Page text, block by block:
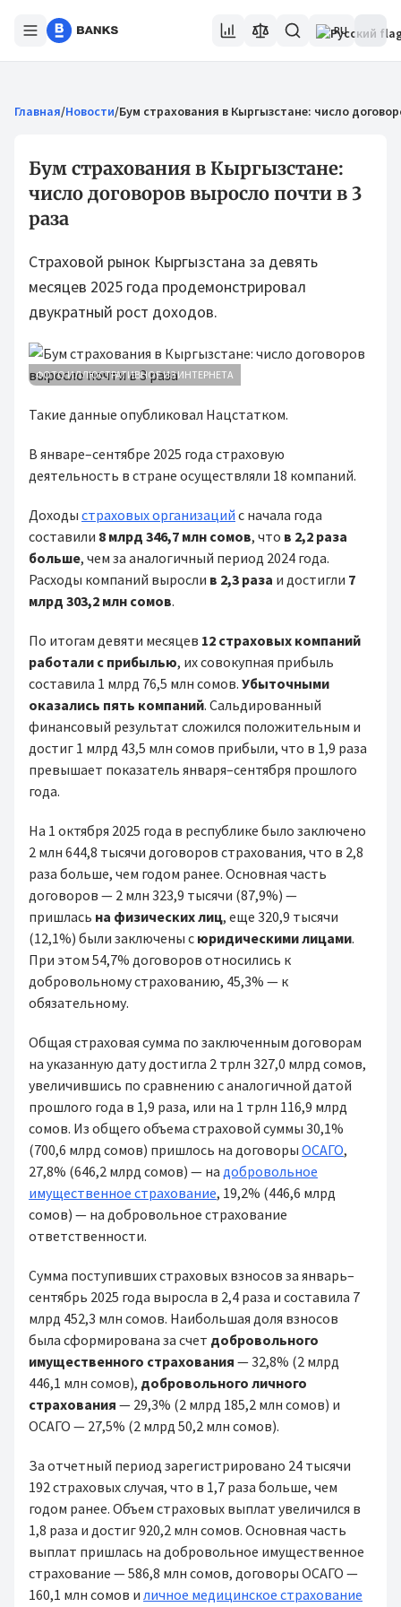
RU
Главная/Новости/Бум страхования в Кыргызстане: число
Бум страхования в Кыргызстане:
число договоров выросло почти в 3
раза
Страховой рынок Кыргызстана за девять
месяцев 2025 года продемонстрировал
двукратный рост доходов.
ФОТО ИЛЛЮСТРАТИВНОЕ ИЗ ИНТЕРНЕТА
Такие данные опубликовал Нацстатком.
В январе–сентябре 2025 года страховую
деятельность в стране осуществляли 18 компаний.
Доходы страховых организаций с начала года
составили 8 млрд 346,7 млн сомов, что в 2,2 раза
больше, чем за аналогичный период 2024 года.
Расходы компаний выросли в 2,3 раза и достигли 7
млрд 303,2 млн сомов.
По итогам девяти месяцев 12 страховых компаний
работали с прибылью, их совокупная прибыль
составила 1 млрд 76,5 млн сомов. Убыточными
оказались пять компаний. Сальдированный
финансовый результат сложился положительным и
достиг 1 млрд 43,5 млн сомов прибыли, что в 1,9 раза
превышает показатель января–сентября прошлого
года.
На 1 октября 2025 года в республике было заключено
2 млн 644,8 тысячи договоров страхования, что в 2,8
раза больше, чем годом ранее. Основная часть
договоров — 2 млн 323,9 тысячи (87,9%) —
пришлась на физических лиц, еще 320,9 тысячи
(12,1%) были заключены с юридическими лицами.
При этом 54,7% договоров относились к
добровольному страхованию, 45,3% — к
обязательному.
Общая страховая сумма по заключенным договорам
на указанную дату достигла 2 трлн 327,0 млрд сомов,
увеличившись по сравнению с аналогичной датой
прошлого года в 1,9 раза, или на 1 трлн 116,9 млрд
сомов. Из общего объема страховой суммы 30,1%
(700,6 млрд сомов) пришлось на договоры ОСАГО,
27,8% (646,2 млрд сомов) — на добровольное
имущественное страхование, 19,2% (446,6 млрд
сомов) — на добровольное страхование
ответственности.
Сумма поступивших страховых взносов за январь–
сентябрь 2025 года выросла в 2,4 раза и составила 7
млрд 452,3 млн сомов. Наибольшая доля взносов
была сформирована за счет добровольного
имущественного страхования — 32,8% (2 млрд
446,1 млн сомов), добровольного личного
страхования — 29,3% (2 млрд 185,2 млн сомов) и
ОСАГО — 27,5% (2 млрд 50,2 млн сомов).
За отчетный период зарегистрировано 24 тысячи
192 страховых случая, что в 1,7 раза больше, чем
годом ранее. Объем страховых выплат увеличился в
1,8 раза и достиг 920,2 млн сомов. Основная часть
выплат пришлась на добровольное имущественное
страхование — 586,8 млн сомов, договоры ОСАГО —
160,1 млн сомов и личное медицинское страхование